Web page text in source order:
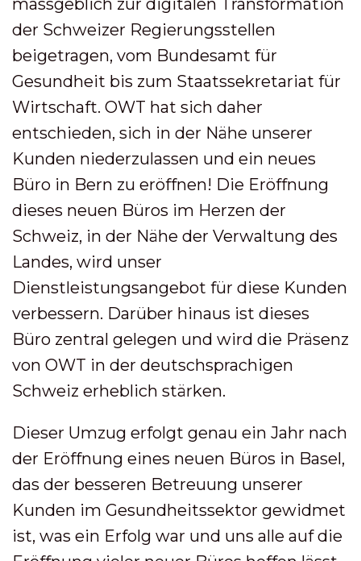
massgeblich zur digitalen Transformation
der Schweizer Regierungsstellen
beigetragen, vom Bundesamt für
Gesundheit bis zum Staatssekretariat für
Wirtschaft. OWT hat sich daher
entschieden, sich in der Nähe unserer
Kunden niederzulassen und ein neues
Büro in Bern zu eröffnen! Die Eröffnung
dieses neuen Büros im Herzen der
Schweiz, in der Nähe der Verwaltung des
Landes, wird unser
Dienstleistungsangebot für diese Kunden
verbessern. Darüber hinaus ist dieses
Büro zentral gelegen und wird die Präsenz
von OWT in der deutschsprachigen
Schweiz erheblich stärken.
Dieser Umzug erfolgt genau ein Jahr nach
der Eröffnung eines neuen Büros in Basel,
das der besseren Betreuung unserer
Kunden im Gesundheitssektor gewidmet
ist, was ein Erfolg war und uns alle auf die